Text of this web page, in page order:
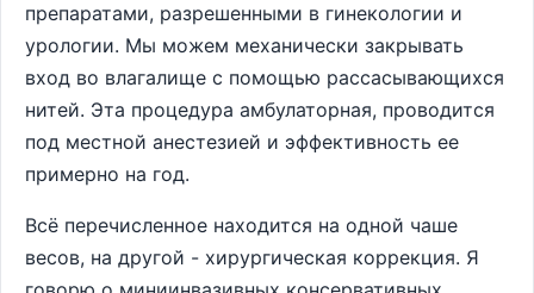
препаратами, разрешенными в гинекологии и
урологии. Мы можем механически закрывать
вход во влагалище с помощью рассасывающихся
нитей. Эта процедура амбулаторная, проводится
под местной анестезией и эффективность ее
примерно на год.
Всё перечисленное находится на одной чаше
весов, на другой - хирургическая коррекция. Я